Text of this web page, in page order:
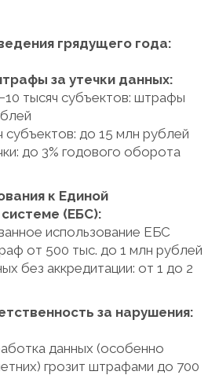
грядущего года:
за утечки данных:
тысяч субъектов: штрафы
субъектов: до 15 млн рублей
до 3% годового оборота
к Единой
(ЕБС):
использование ЕБС
от 500 тыс. до 1 млн рублей
без аккредитации: от 1 до 2
за нарушения:
данных (особенно
грозит штрафами до 700